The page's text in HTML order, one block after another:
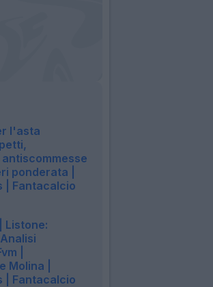
l'asta
ponderata |
| Fantacalcio
Listone:
|
Molina |
| Fantacalcio